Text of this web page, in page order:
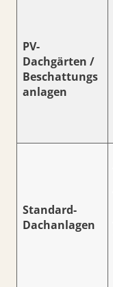
PV-
Dachgärten /
Beschattungs
anlagen
Standard-
Dachanlagen